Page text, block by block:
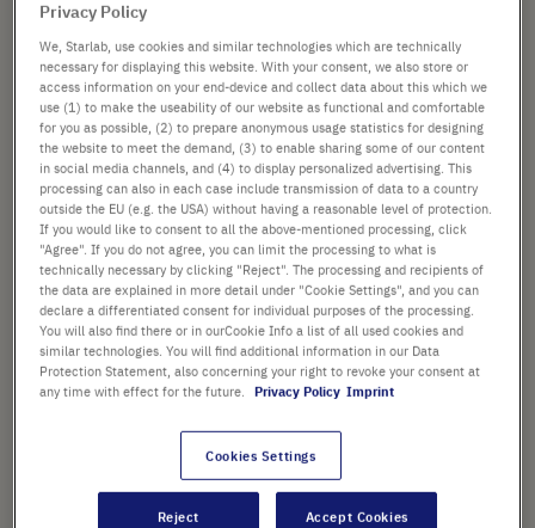
8,16 €
Il prezzo è quello di listino. [*IVA e spedizione esclusi]
Verificare disponibilità escl.spedizione
- +
Aggiungi
al
Carrello
1 Pezzo (1 Confezione × 1 Pezzo)
Descrizione del prodotto
Privacy Policy
We, Starlab, use cookies and similar technologies which are technically
necessary for displaying this website. With your consent, we also store or
access information on your end-device and collect data about this which we
use (1) to make the useability of our website as functional and comfortable
for you as possible, (2) to prepare anonymous usage statistics for designing
the website to meet the demand, (3) to enable sharing some of our content
in social media channels, and (4) to display personalized advertising. This
processing can also in each case include transmission of data to a country
outside the EU (e.g. the USA) without having a reasonable level of protection.
If you would like to consent to all the above-mentioned processing, click
"Agree". If you do not agree, you can limit the processing to what is
technically necessary by clicking "Reject". The processing and recipients of
the data are explained in more detail under "Cookie Settings", and you can
declare a differentiated consent for individual purposes of the processing.
You will also find there or in ourCookie Info a list of all used cookies and
similar technologies. You will find additional information in our Data
Protection Statement, also concerning your right to revoke your consent at
any time with effect for the future.
Privacy Policy Imprint
Cookies Settings
Reject Accept Cookies